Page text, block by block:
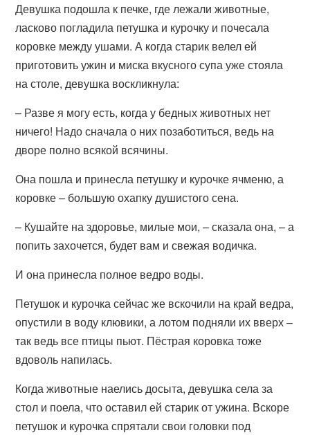
Девушка подошла к печке, где лежали животные,
ласково погладила петушка и курочку и почесала
коровке между ушами. А когда старик велел ей
приготовить ужин и миска вкусного супа уже стояла
на столе, девушка воскликнула:
– Разве я могу есть, когда у бедных животных нет
ничего! Надо сначала о них позаботиться, ведь на
дворе полно всякой всячины.
Она пошла и принесла петушку и курочке ячменю, а
коровке – большую охапку душистого сена.
– Кушайте на здоровье, милые мои, – сказала она, – а
попить захочется, будет вам и свежая водичка.
И она принесла полное ведро воды.
Петушок и курочка сейчас же вскочили на край ведра,
опустили в воду клювики, а лотом подняли их вверх –
так ведь все птицы пьют. Пёстрая коровка тоже
вдоволь напилась.
Когда животные наелись досыта, девушка села за
стол и поела, что оставил ей старик от ужина. Вскоре
петушок и курочка спрятали свои головки под